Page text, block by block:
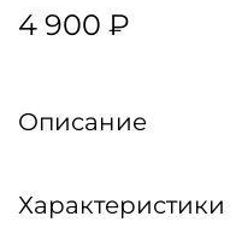
4 900 ₽
Описание
Характеристики